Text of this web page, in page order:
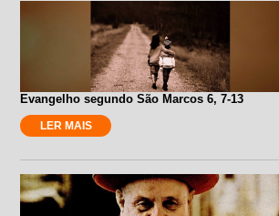
Evangelho segundo São Marcos 6, 7-13
LER MAIS